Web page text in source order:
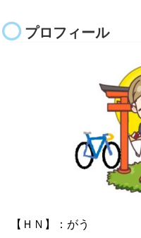
プロフィール
【ＨＮ】：がう